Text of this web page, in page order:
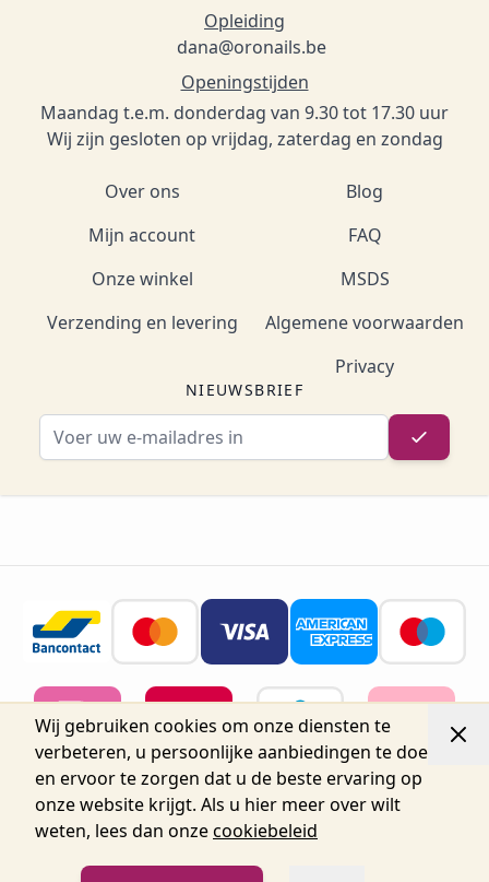
Wij gebruiken cookies om onze diensten te
verbeteren, u persoonlijke aanbiedingen te doen
en ervoor te zorgen dat u de beste ervaring op
onze website krijgt. Als u hier meer over wilt
weten, lees dan onzecookiebeleid
Opleiding
dana@oronails.be
Openingstijden
Maandag t.e.m. donderdag van 9.30 tot 17.30 uur
Wij zijn gesloten op vrijdag, zaterdag en zondag
Over ons
Mijn account
Onze winkel
Verzending en levering
Blog
FAQ
MSDS
Algemene voorwaarden
Privacy
NIEUWSBRIEF
© 2026 Belgium Oro Nails.Nijverheidsstraat 72, Unit 15,
2160 Wommelgem, België tel.+32 3 225 04 04